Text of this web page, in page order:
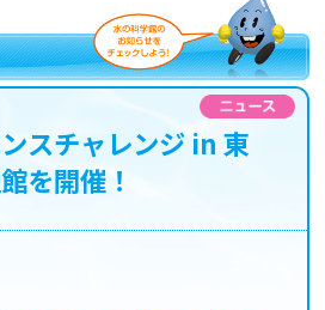
スチャレンジ in 東
を開催！